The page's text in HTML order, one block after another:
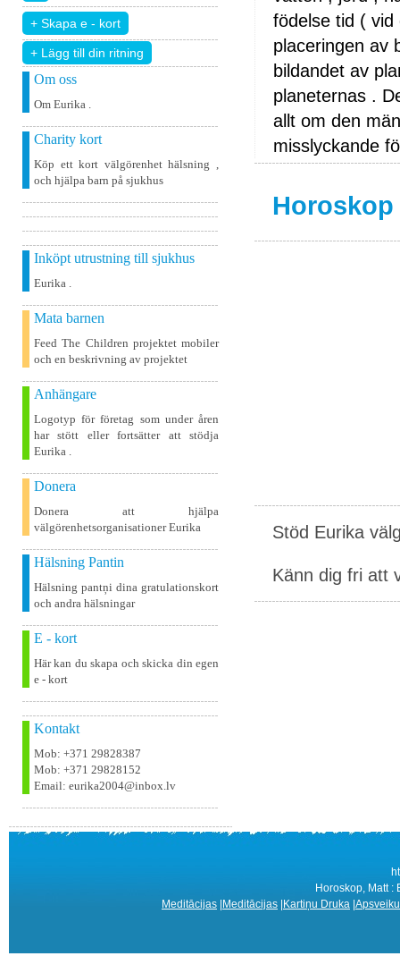
+ Lägg till din ritning
Om oss
Om Eurika .
Charity kort
Köp ett kort välgörenhet hälsning ,
och hjälpa barn på sjukhus
Inköpt utrustning till sjukhus
Eurika .
Mata barnen
Feed The Children projektet mobiler
och en beskrivning av projektet
Anhängare
Logotyp för företag som under åren
har stött eller fortsätter att stödja
Eurika .
Donera
Donera att hjälpa
välgörenhetsorganisationer Eurika
Hälsning Pantin
Hälsning pantņi dina gratulationskort
och andra hälsningar
E - kort
Här kan du skapa och skicka din egen
e - kort
Kontakt
Mob: +371 29828387
Mob: +371 29828152
Email: eurika2004@inbox.lv
födelse tid (
placeringen av
bildandet av
planeternas .
allt om den
misslyckande
Horoskop
Stöd Eurika
Känn dig fri att
Horoskop, Matt :
Meditācijas Meditācijas Kartiņu Druka